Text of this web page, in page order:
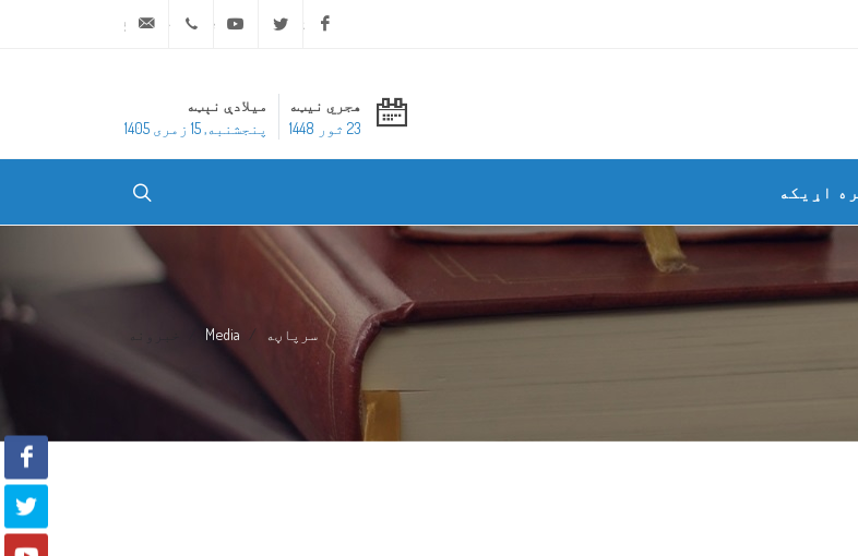
Facebook
Twitter
Youtube
هجري نیټه
23 ثور 1448
میلادې نېټه
پنجشنبه, 15 زمری 1405
اړیکه
سرپاڼه Media